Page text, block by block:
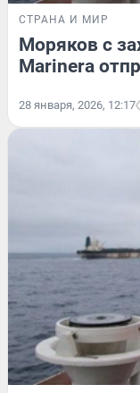
СТРАНА И МИР
Моряков с
Marinera
28 января, 2026, 12:17